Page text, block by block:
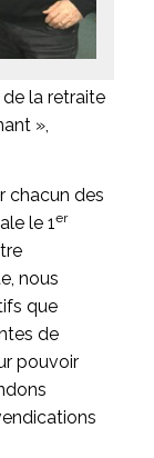
de la retraite
»,
chacun des
le 1er
nous
que
de
pouvoir